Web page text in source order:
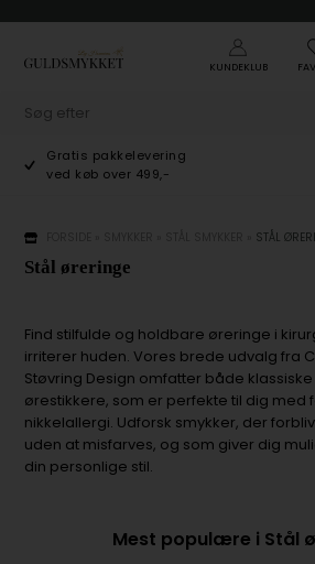
KUNDEKLUB
Gratis pakkelevering
ved køb over 499,-
STÅL
Stål øreringe
Find stilfulde og holdbare øreringe i
irriterer huden. Vores brede udvalg fra
Støvring Design omfatter både
ørestikkere, som er perfekte til dig med
nikkelallergi. Udforsk smykker, der
uden at misfarves, og som giver dig
din personlige stil.
Mest populære i Stål